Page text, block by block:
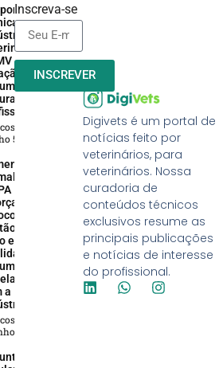
Digivets é um portal de
notícias feito por
veterinários, para
veterinários. Nossa
curadoria de
conteúdos técnicos
exclusivos resume as
principais publicações
e notícias de interesse
do profissional.
na
reforça
efetiva,
e
Soares
5, 2026
de
e
a
Soares
5, 2026
Inscreva-se
INSCREVER